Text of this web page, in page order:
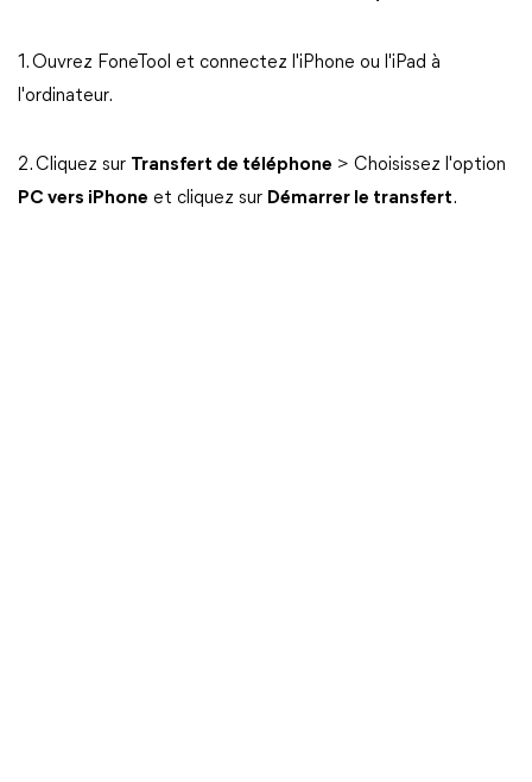
1. Ouvrez FoneTool et connectez l'iPhone ou l'iPad à
l'ordinateur.
2. Cliquez sur Transfert de téléphone > Choisissez l'option
PC vers iPhone et cliquez sur Démarrer le transfert.